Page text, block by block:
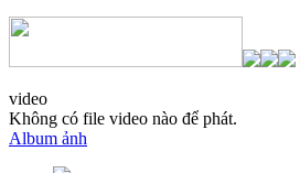
video
Không có file video nào để phát.
Album ảnh